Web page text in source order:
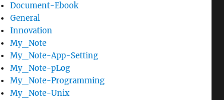
Document-Ebook
General
Innovation
My_Note
My_Note-App-Setting
My_Note-pLog
My_Note-Programming
My_Note-Unix